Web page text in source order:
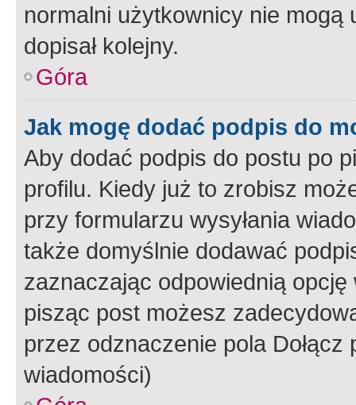
normalni użytkownicy nie
dopisał kolejny.
Góra
Jak mogę dodać podpis do
Aby dodać podpis do postu po
profilu. Kiedy już to zrobisz
przy formularzu wysyłania
także domyślnie dodawać
zaznaczając odpowiednią
pisząc post możesz
przez odznaczenie pola
wiadomości)